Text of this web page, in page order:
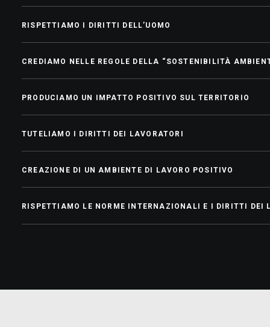
RISPETTIAMO I DIRITTI DELL’UOMO
CREDIAMO NELLE REGOLE DELLA “SOSTENIBILITÀ
PRODUCIAMO UN IMPATTO POSITIVO SUL TERRITORIO
TUTELIAMO I DIRITTI DEI LAVORATORI
CREAZIONE DI UN AMBIENTE DI LAVORO POSITIVO
RISPETTIAMO LE NORME INTERNAZIONALI E I DIRITTI DEI